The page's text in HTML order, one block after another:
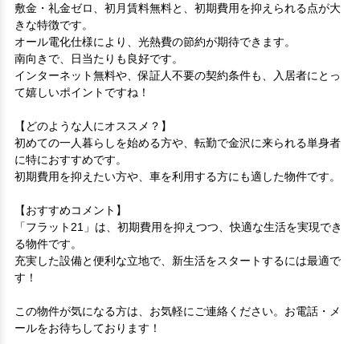
敷金・礼金ゼロ、初月賃料無料と、初期費用を抑えられる点が大
きな特徴です。
オール電化仕様により、光熱費の節約が期待できます。
南向きで、日当たりも良好です。
インターネット無料や、保証人不要の契約条件も、入居者にとっ
て嬉しいポイントですね！
【どのような人にオススメ？】
初めての一人暮らしを始める方や、転勤で金沢に来られる単身者
に特におすすめです。
初期費用を抑えたい方や、車を利用する方にも適した物件です。
【おすすめコメント】
「フラット21」は、初期費用を抑えつつ、快適な生活を実現でき
る物件です。
充実した設備と便利な立地で、新生活をスタートするには最適で
す！
この物件が気になる方は、お気軽にご連絡ください。お電話・メ